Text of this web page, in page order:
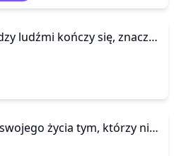
Cokolwiek pomiędzy ludźmi kończy się, znaczy: nigdy nie zaczęło się. Gdyby prawdziwie się zaczęło, nie skończyłoby się. Skończyło się, bo nie zaczęło się. Cokolwiek prawdziwie się zaczyna, nigdy się nie kończy
Pozwól odejść ze swojego życia tym, którzy nie doceniają ile dla nich robisz.